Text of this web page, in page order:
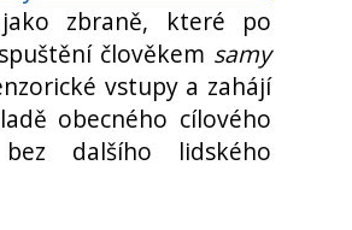
jako zbraně, které po
člověkem samy
vstupy a zahájí
obecného cílového
dalšího lidského